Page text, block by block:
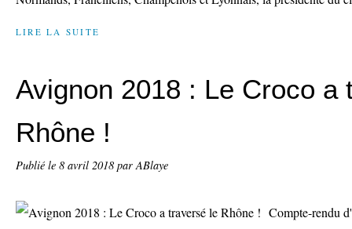
LIRE LA SUITE
Avignon 2018 : Le Croco a
Rhône !
Publié le 8 avril 2018 par ABlaye
Compte-rendu